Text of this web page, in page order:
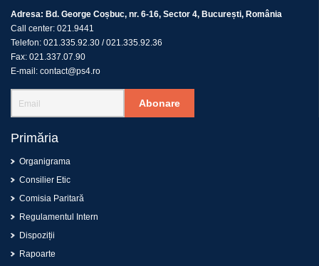
Adresa: Bd. George Coșbuc, nr. 6-16, Sector 4, București, România
Call center: 021.9441
Telefon: 021.335.92.30 /021.335.92.36
Fax: 021.337.07.90
E-mail: contact@ps4.ro
Abonare
Primăria
Organigrama
Consilier Etic
Comisia Paritară
Regulamentul Intern
Dispoziții
Rapoarte